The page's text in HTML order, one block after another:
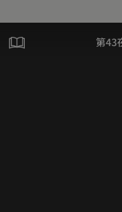
第43